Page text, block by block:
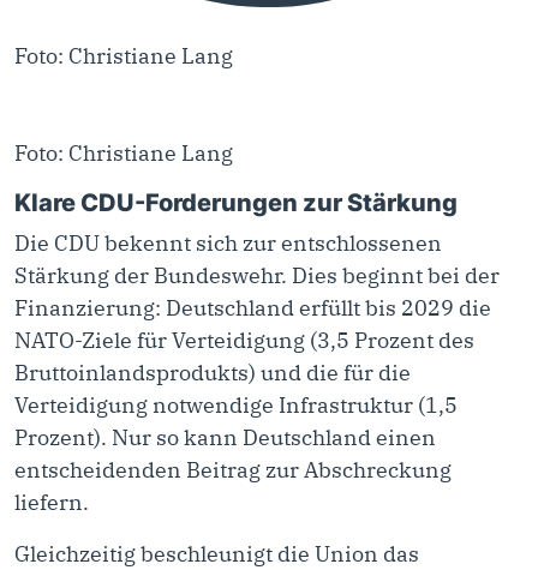
Foto: Christiane Lang
Foto: Christiane Lang
Klare CDU-Forderungen zur Stärkung
Die CDU bekennt sich zur entschlossenen
Stärkung der Bundeswehr. Dies beginnt bei der
Finanzierung: Deutschland erfüllt bis 2029 die
NATO-Ziele für Verteidigung (3,5 Prozent des
Bruttoinlandsprodukts) und die für die
Verteidigung notwendige Infrastruktur (1,5
Prozent). Nur so kann Deutschland einen
entscheidenden Beitrag zur Abschreckung
liefern.
Gleichzeitig beschleunigt die Union das